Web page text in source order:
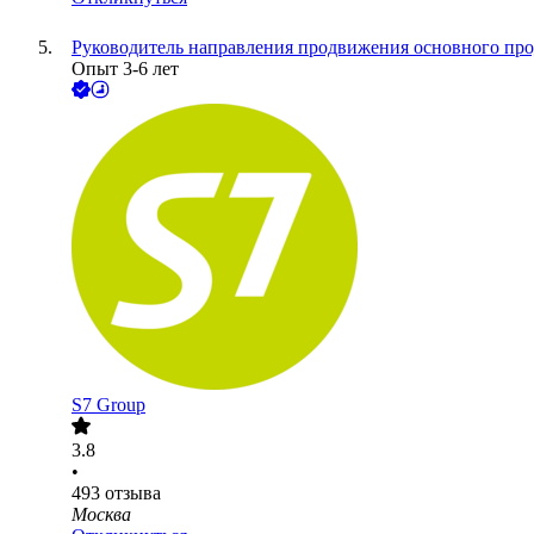
Руководитель направления продвижения основного
Опыт 3-6 лет
S7 Group
3.8
•
493 отзыва
Москва